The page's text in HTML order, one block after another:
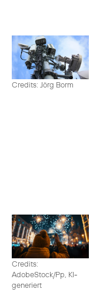
Credits: Jörg Borm
Credits:
AdobeStock/Pp, KI-
generiert